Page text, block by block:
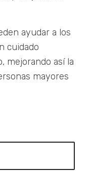
ayudar a los
cuidado
mejorando así la
mayores